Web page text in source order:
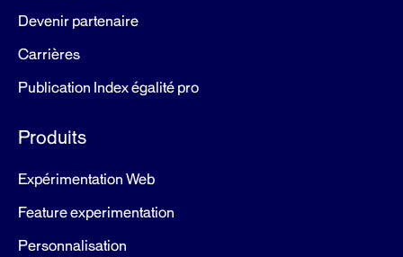
Devenir partenaire
Carrières
Publication Index égalité pro
Produits
Expérimentation Web
Feature experimentation
Personnalisation